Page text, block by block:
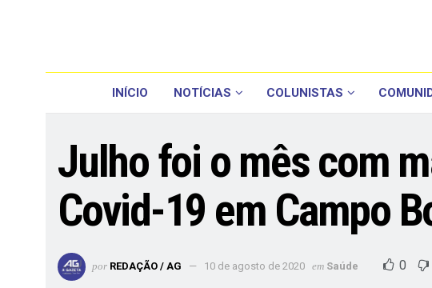
INÍCIO NOTÍCIAS COLUNISTAS
Julho foi o mês com
Covid-19 em Campo
por REDAÇÃO / AG 10 de agosto de 2020 em Saúde 0